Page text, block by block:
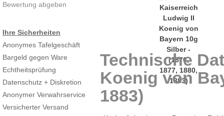
Bewertung abgeben
Ihre Sicherheiten
Anonymes Tafelgeschäft
Bargeld gegen Ware
Echtheitsprüfung
Datenschutz + Diskretion
Anonymer Verwahrservice
Versicherter Versand
Technische
Koenig von
1883)